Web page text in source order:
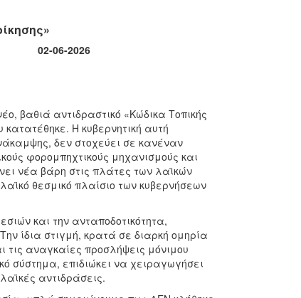
02-06-2026
βαθιά αντιδραστικό «Κώδικα Τοπικής
κατατέθηκε. Η κυβερνητική αυτή
δεν στοχεύει σε κανέναν
φορομπηχτικούς μηχανισμούς και
νέα βάρη στις πλάτες των λαϊκών
θεσμικό πλαίσιο των κυβερνήσεων
και την ανταποδοτικότητα,
ίδια στιγμή, κρατά σε διαρκή ομηρία
αναγκαίες προσλήψεις μόνιμου
σύστημα, επιδιώκει να χειραγωγήσει
αντιδράσεις.